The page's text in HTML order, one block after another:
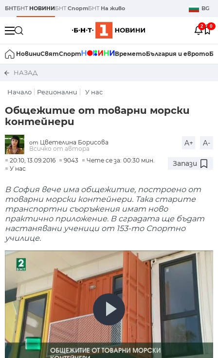
БНТБНТ НОВИНИБНТСпортБНТ На живо BG
2 0
НовиниСвятСпорт ВреметоБългария и еврото
НАЗАД
Начало Регионални У нас
Общежитие от товарни морски
контейнери
от Цветелина Борисова
Всичко от автора
A+ A-
20:10, 13.09.2016 9043
Чете се за: 00:30 мин.
У нас
Запази
В София вече има общежитие, построено от
товарни морски контейнери. Така старите
транспортни съоръжения имат ново
практично приложение. В сградата ще бъдат
настанявани ученици от 153-то Спортно
училице.